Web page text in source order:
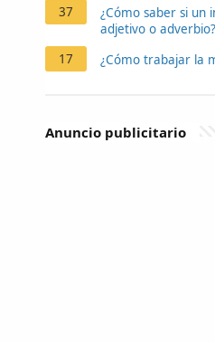
37
¿Cómo saber si un
adjetivo o adverbio?
17
¿Cómo trabajar la
Anuncio publicitario